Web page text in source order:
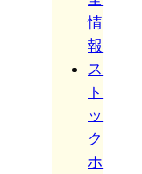
情
報
ス
ト
ッ
ク
ホ